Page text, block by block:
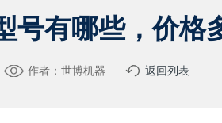
号有哪些，价格
作者：世博机器 返回列表